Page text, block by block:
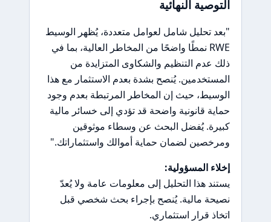
التوصية النهائية
"بعد تحليل شامل لعوامل متعددة، يُظهر الوسيط
RWE نمطًا واضحًا من المخاطر العالية، بما في
ذلك عدم التنظيم والشكاوى المتزايدة من
المستخدمين. يُنصح بشدة بعدم الاستثمار مع هذا
الوسيط، حيث إن المخاطر المرتبطة بعدم وجود
حماية قانونية واضحة قد تؤدي إلى خسائر مالية
كبيرة. يُفضل البحث عن وسطاء موثوقين
ومرخصين لضمان حماية أموالك واستثماراتك."
إخلاء المسؤولية:
يستند هذا التحليل إلى معلومات عامة ولا يُعدّ
نصيحة مالية. يُنصح بإجراء بحث شخصي قبل
اتخاذ قرار استثماري.